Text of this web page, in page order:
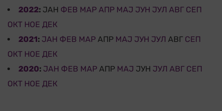
2022: ЈАН ФЕВ МАР АПР МАЈ ЈУН ЈУЛ АВГ СЕП
ОКТ НОЕ ДЕК
2021: ЈАН ФЕВ МАР АПР МАЈ ЈУН ЈУЛ АВГ СЕП
ОКТ НОЕ ДЕК
2020: ЈАН ФЕВ МАР АПР МАЈ ЈУН ЈУЛ АВГ СЕП
ОКТ НОЕ ДЕК